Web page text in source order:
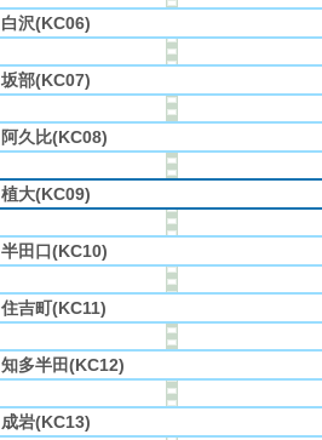
白沢(KC06)
坂部(KC07)
阿久比(KC08)
植大(KC09)
半田口(KC10)
住吉町(KC11)
知多半田(KC12)
成岩(KC13)